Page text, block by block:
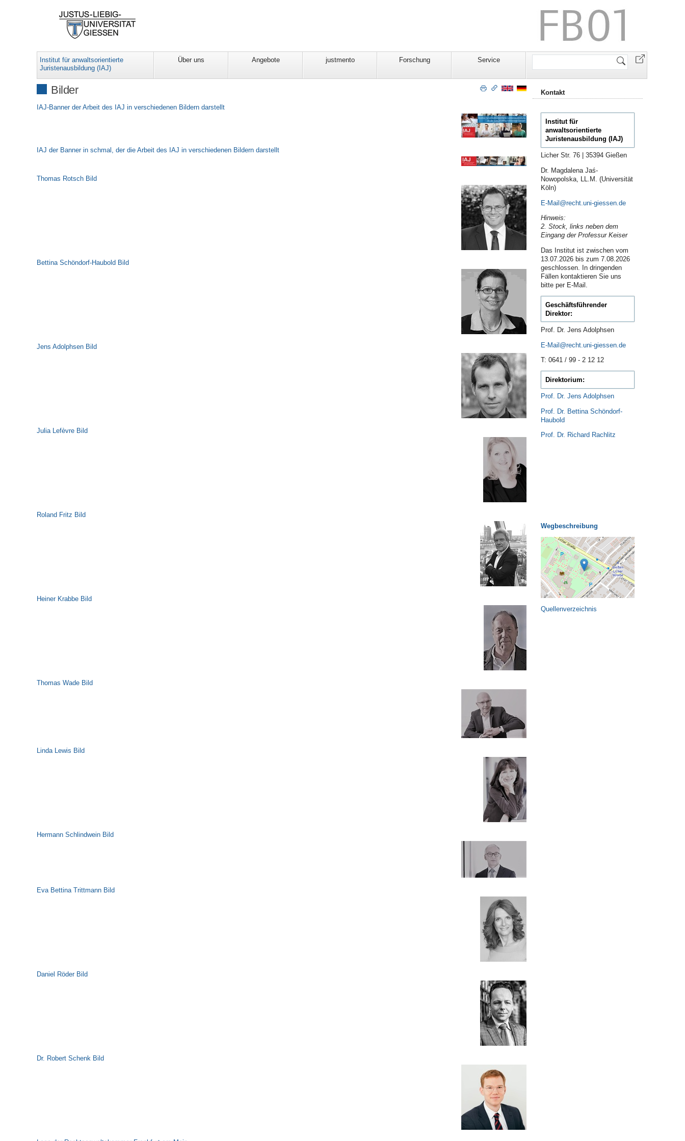
Institut für anwaltsorientierte
Juristenausbildung (IAJ)
Über uns Angebote justmento Forschung Service
Website
Bilder
IAJ-Banner der Arbeit des IAJ in verschiedenen Bildern darstellt
IAJ der Banner in schmal, der die Arbeit des IAJ in verschiedenen Bildern darstellt
Thomas Rotsch Bild
Bettina Schöndorf-Haubold Bild
Jens Adolphsen Bild
Julia Lefèvre Bild
Roland Fritz Bild
Heiner Krabbe Bild
Thomas Wade Bild
Linda Lewis Bild
Hermann Schlindwein Bild
Eva Bettina Trittmann Bild
Daniel Röder Bild
Dr. Robert Schenk Bild
Kontakt
Institut für
anwaltsorientierte
Juristenausbildung (IAJ)
Licher Str. 76 | 35394 Gießen
Dr. Magdalena Jaś-
Nowopolska, LL.M. (Universität
Köln)
E-Mail
Hinweis:
2. Stock, links neben dem
Eingang der Professur Keiser
Das Institut ist zwischen vom
13.07.2026 bis zum 7.08.2026
geschlossen. In dringenden
Fällen kontaktieren Sie uns
bitte per E-Mail.
Geschäftsführender
Direktor:
Prof. Dr. Jens Adolphsen
E-Mail
T: 0641 / 99 - 2 12 12
Direktorium:
Prof. Dr. Jens Adolphsen
Prof. Dr. Bettina Schöndorf-
Haubold
Prof. Dr. Richard Rachlitz
Wegbeschreibung
Quellenverzeichnis